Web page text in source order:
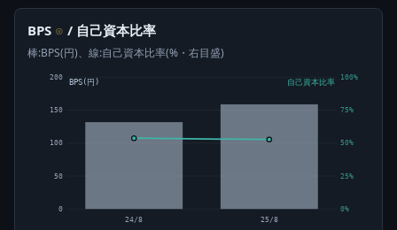
BPS ⊙ / 自己資本比率
棒:BPS(円)、線:自己資本比率(%・右目盛)
0
50
100
150
200
0%
25%
50%
75%
100%
24/8 25/8
BPS(円) 自己資本比率